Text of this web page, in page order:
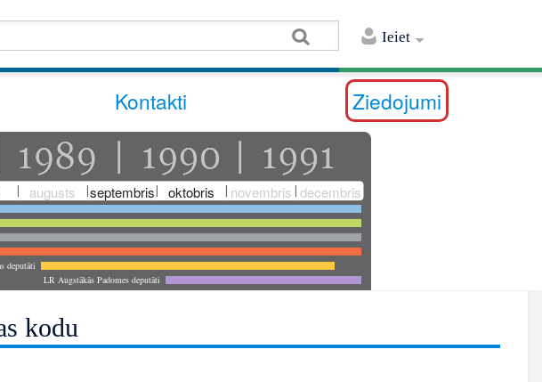
Ieiet
Kontakti Ziedojumi
augusts septembris oktobris novembris decembris
deputāti
LR Augstākās Padomes deputāti
kodu